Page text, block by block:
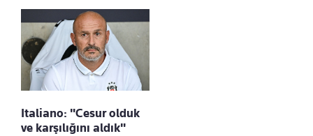
Italiano: "Cesur olduk
ve karşılığını aldık"